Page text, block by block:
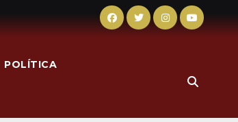
POLÍTICA